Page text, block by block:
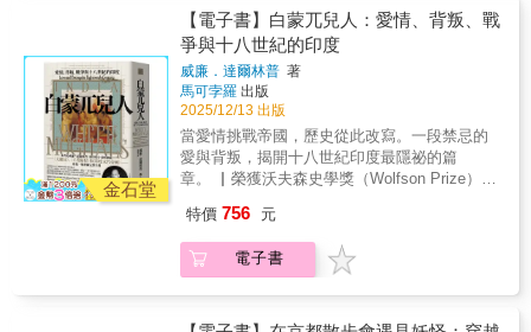
紀〕7. 近世帝國的繁榮與歐洲〔16—18世紀〕
8. 亞洲型態的完成〔17—19世紀〕9. 激盪的國
家建設〔19—20世紀〕10. 民族解放之夢〔19
—20世紀〕11. 走出世界大戰的慘禍〔19—20
世紀〕12. 邁向亞洲世紀〔20—21世紀〕
／松贊干布／暾欲谷／安祿山／杜甫／黃巢／
珊闍耶／夏連特拉／闍耶跋摩二世／馬蒙／耶
律阿保機／王建叢書特色：• 跨越地域，從東亞
到西亞，涵蓋整個亞洲的歷史長河。• 突出「交
流」視角，深挖和平與衝突中的文化碰撞。• 匯
聚現代亞洲史研究權威，打造精緻的評傳與分
析。歷史不僅僅是故事，而是對人性的深刻關
照。開啟您對亞洲文明的全新理解。【亞洲人
物史】全套共12冊，2025年2月起陸續上市：1.
神話世界與古代帝國〔神話—6世紀〕2. 世界宗
教圈的誕生與群雄割據的東亞〔2—7世紀〕3.
歐亞大陸的東西兩帝國〔6—11世紀〕4. 文化的
成熟與武人的崛起〔10—13世紀〕5. 蒙古帝國
國，再到共和國，卻由於在內外交迫的困難局
面與黨國體系的影響之下，一路走來是舉步維
艱、躊躇難行的。即使到了今日，中國大陸、
臺灣與香港三個憲政空間各自發展，但「憲政
之路是否已到終點」仍然沒有答案。要理解未
來，就得先看清過去留下的深刻傷痕與努
力。 二十世紀初，中日兩國的知識分
子、外交官與媒體如何透過留學、外交、報導
化的期待，也有來自利益與文明觀差異的誤解
始終與其內部「共和」進程的混亂與反覆緊密
掛鉤。辛亥革命後的政局動盪，在許多日本人
眼中，成為中國「不具備成為現代國家能力」
的證據，這不僅影響了輿論，更深刻塑造了之
的提案。它不是單純的劍術教材，而是一部關
於自我鍛鍊與思維提升的指南。透過古典劍術
的智慧，你可以培養一顆平穩而透澈的心，提
升洞察與判斷的能力，以更加穩健的步伐，走
入更加完整的現實之中。【新當流的核心價
值】「新當流」育孕自日本古代至中世，在自
然與歷史交織的複雜系統中，歷代修行者不斷
探索，淬鍊出清晰的洞見與活潑的智慧。新當
流並不依附於「武士」、「正宗」或「實戰」
等意識形態，而是回到最根本問題：一個人如
新當流特別強調對於暴力的反思，重視智慧而
不倚恃勇武，渴望藉由清楚明澈的心，掙脫對
於暴力的依賴與迷信，遠離相互加害的惡性循
金石堂
【電子書】白蒙兀兒人：愛情、背叛、戰
爭與十八世紀的印度
威廉．達爾林普 著
馬可孛羅 出版
2025/12/13 出版
當愛情挑戰帝國，歷史從此改寫。一段禁忌的
愛與背叛，揭開十八世紀印度最隱祕的篇
章。 ▏榮獲沃夫森史學獎（Wolfson Prize）▏
評價▏收錄逾60幅精緻彩圖 一部瑰麗、迷人且
重要的著作……既是壯闊場景的織錦，亦是動
人情詩。威廉•達爾林普筆下的殖民地戀曲，將
拉巴，一段跨越文化與宗教的禁忌愛情正在展
特價 756 元
電子書